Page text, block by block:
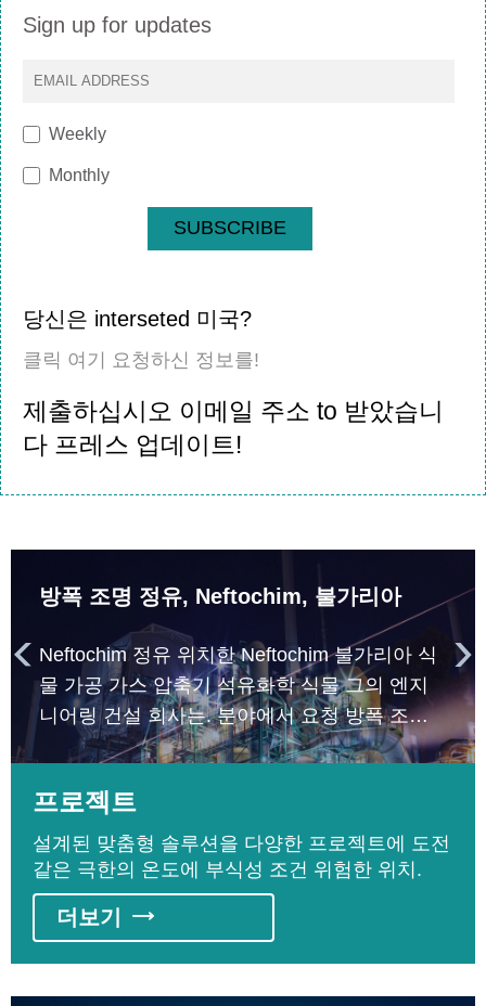
Sign up for updates
Weekly
Monthly
SUBSCRIBE
당신은 interseted 미국?
클릭 여기 요청하신 정보를!
제출하십시오 이메일 주소 to 받았습니
다 프레스 업데이트!
방폭 조명 정유, Neftochim, 불가리아
Neftochim 정유 위치한 Neftochim 불가리아 식
물 가공 가스 압축기 석유화학 식물 그의 엔지
니어링 건설 회사는. 분야에서 요청 방폭 조명
포함 증류 처리 catalyzing 처리.
 
프로젝트
설계된 맞춤형 솔루션을 다양한 프로젝트에 도전
같은 극한의 온도에 부식성 조건 위험한 위치.
더보기 